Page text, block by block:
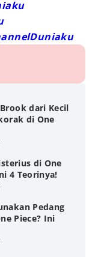
dari Kecil
di One
di One
4 Teorinya!
Pedang
Piece? Ini